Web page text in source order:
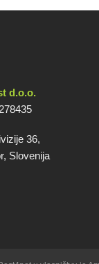
d.o.o.
36,
Slovenija